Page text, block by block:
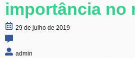
importância no
29 de julho de 2019
admin